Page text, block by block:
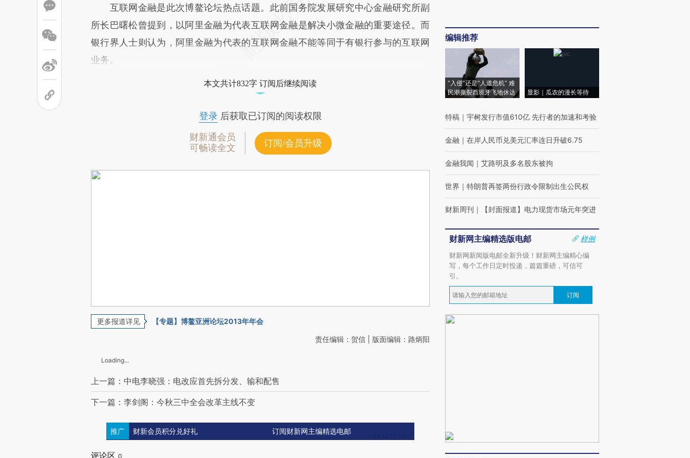
互联网金融是此次博鳌论坛热点话题。此前国务院发展研究中心金融研究所副
所长巴曙松曾提到，以阿里金融为代表互联网金融是解决小微金融的重要途径。而
银行界人士则认为，阿里金融为代表的互联网金融不能等同于有银行参与的互联网
业务。
本文共计832字 订阅后继续阅读
登录后获取已订阅的阅读权限
财新通会员
可畅读全文
订阅/会员升级
更多报道详见 【专题】博鳌亚洲论坛2013年年会
责任编辑：贺信 | 版面编辑：路炳阳
Loading...
上一篇：中电李晓强：电改应首先拆分发、输和配售
下一篇：李剑阁：今秋三中全会改革主线不变
推广 财新会员积分兑好礼 订阅财新网主编精选电邮
评论区 0
编辑推荐
“入侵”还是“人道危机” 难
民潮撕裂西班牙飞地休达
显影｜瓜农的漫长等待
特稿 ｜ 宇树发行市值610亿 先行者的加速和考验
金融 ｜ 在岸人民币兑美元汇率连日升破6.75
金融我闻 ｜ 艾路明及多名股东被拘
世界 ｜ 特朗普再签两份行政令限制出生公民权
财新周刊 ｜ 【封面报道】电力现货市场元年突进
财新网主编精选版电邮
样例
财新网新闻版电邮全新升级！财新网主编精心编
写，每个工作日定时投递，篇篇重磅，可信可
引。
订阅